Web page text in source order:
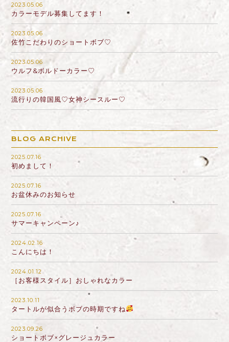
2023.05.06
カラーモデル募集してます！
2023.05.06
佐竹こだわりのショートボブ♡
2023.05.06
ウルフ&ボルドーカラー♡
2023.05.06
流行りの韓国風♡女神シースルー♡
BLOG ARCHIVE
2025.07.16
初めまして！
2025.07.16
お盆休みのお知らせ
2025.07.16
サマーキャンペーン♪
2024.02.16
こんにちは！
2024.01.12
［お客様スタイル］おしゃれなカラー
2023.10.11
タートルが似合うボブの時期ですね
2023.09.26
ショートボブ×グレージュカラー